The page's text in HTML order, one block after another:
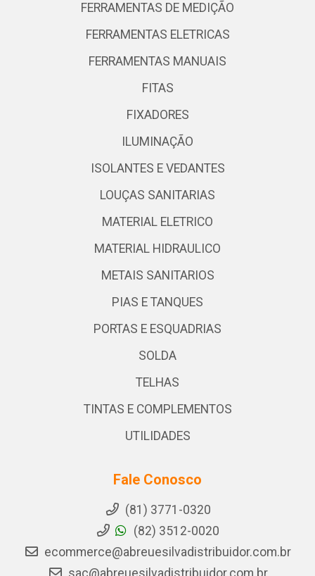
FERRAMENTAS DE MEDIÇÃO
FERRAMENTAS ELETRICAS
FERRAMENTAS MANUAIS
FITAS
FIXADORES
ILUMINAÇÃO
ISOLANTES E VEDANTES
LOUÇAS SANITARIAS
MATERIAL ELETRICO
MATERIAL HIDRAULICO
METAIS SANITARIOS
PIAS E TANQUES
PORTAS E ESQUADRIAS
SOLDA
TELHAS
TINTAS E COMPLEMENTOS
UTILIDADES
Fale Conosco
(81) 3771-0320
(82) 3512-0020
ecommerce@abreuesilvadistribuidor.com.br
sac@abreuesilvadistribuidor.com.br